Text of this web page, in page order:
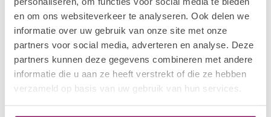
en om ons websiteverkeer te analyseren. Ook delen we
informatie over uw gebruik van onze site met onze
partners voor social media, adverteren en analyse. Deze
partners kunnen deze gegevens combineren met andere
informatie die u aan ze heeft verstrekt of die ze hebben
verzameld op basis van uw gebruik van hun services.
Op voorraad
€15,24
SELECTIVE
Volumizer
Op voorraad
€18,69
€14,95